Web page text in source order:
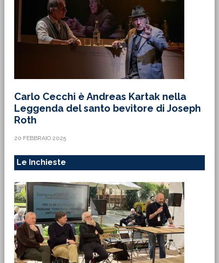
Carlo Cecchi è Andreas Kartak nella
Leggenda del santo bevitore di Joseph
Roth
20 FEBBRAIO 2025
Le Inchieste